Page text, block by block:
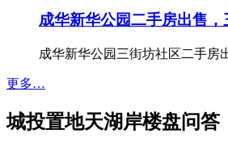
成华新华公园二手房出售
成华新华公园三街坊社区二手房
更多…
城投置地天湖岸楼盘问答